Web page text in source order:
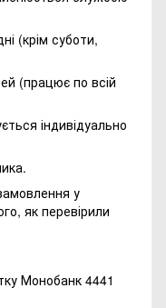
(крім суботи,
(працює по всій
індивідуально
у
як перевірили
Монобанк 4441